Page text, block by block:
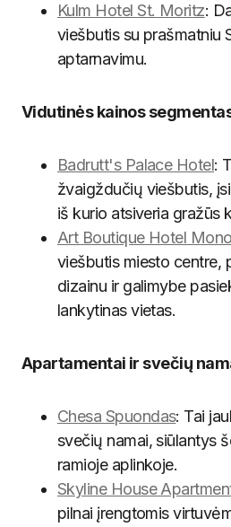
Kulm Hotel St. Moritz:
viešbutis su prašmatniu
aptarnavimu.
Vidutinės kainos
Badrutt's Palace Hotel:
žvaigždučių viešbutis,
iš kurio atsiveria gražūs
Art Boutique Hotel
viešbutis miesto centre,
dizainu ir galimybe
lankytinas vietas.
Apartamentai ir svečių
Chesa Spuondas: Tai
svečių namai, siūlantys
ramioje aplinkoje.
Skyline House
pilnai įrengtomis